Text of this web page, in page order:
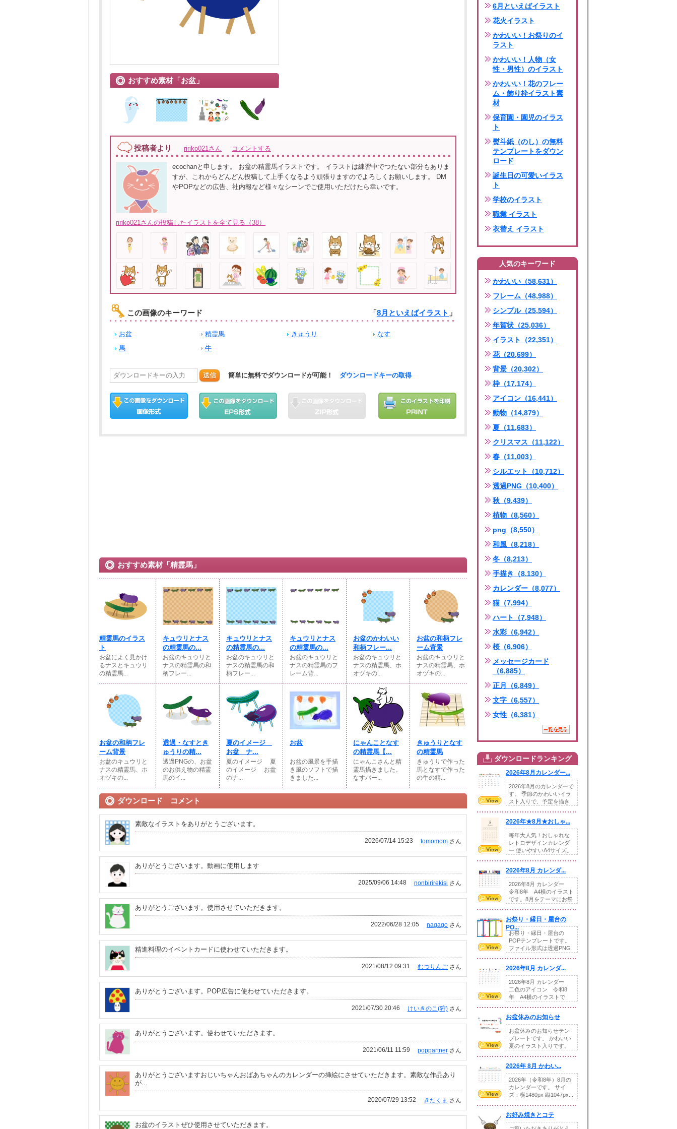
おすすめ素材「お盆」
投稿者より ririko021さん コメントする
ecochanと申します。 お盆の精霊馬イラストです。 イラストは練習中でつたない部分もありま
すが、これからどんどん投稿して上手くなるよう頑張りますのでよろしくお願いします。 DM
やPOPなどの広告、社内報など様々なシーンでご使用いただけたら幸いです。
ririko021さんの投稿したイラストを全て見る（38）
この画像のキーワード 「8月といえばイラスト 」
お盆 精霊馬 きゅうり
なす
馬
牛
送信 簡単に無料でダウンロードが可能！ ダウンロードキーの取得
おすすめ素材「精霊馬」
精霊馬のイラス
ト
お盆によく見かけ
るナスとキュウリ
の精霊馬...
キュウリとナス
の精霊馬の...
お盆のキュウリと
ナスの精霊馬の和
柄フレー...
キュウリとナス
の精霊馬の...
お盆のキュウリと
ナスの精霊馬の和
柄フレー...
キュウリとナス
の精霊馬の...
お盆のキュウリと
ナスの精霊馬のフ
レーム背...
お盆のかわいい
和柄フレー...
お盆のキュウリと
ナスの精霊馬、ホ
オヅキの...
お盆の和柄フレ
ーム背景
お盆のキュウリと
ナスの精霊馬、ホ
オヅキの...
お盆の和柄フレ
ーム背景
お盆のキュウリと
ナスの精霊馬、ホ
オヅキの...
透過・なすとき
ゅうりの精...
透過PNGの、お盆
のお供え物の精霊
馬のイ...
夏のイメージ
お盆 ナ...
夏のイメージ 夏
のイメージ お盆
のナ...
お盆
お盆の風景を手描
き風のソフトで描
きました...
にゃんことなす
の精霊馬【...
にゃんこさんと精
霊馬描きました。
なすバー...
きゅうりとなす
の精霊馬
きゅうりで作った
馬となすで作った
の牛の精...
ダウンロード コメント
素敵なイラストをありがとうございます。
tomomom さん
2026/07/14 15:23
ありがとうございます。動画に使用します
nonbirirekisi さん
2025/09/06 14:48
ありがとうございます。使用させていただきます。
nagago さん
2022/06/28 12:05
精進料理のイベントカードに使わせていただきます。
むつりんご さん
2021/08/12 09:31
ありがとうございます。POP広告に使わせていただきます。
けいきのこ(狩) さん
2021/07/30 20:46
ありがとうございます。使わせていただきます。
poppartner さん
2021/06/11 11:59
ありがとうございますおじいちゃんおばあちゃんのカレンダーの挿絵にさせていただきます。素敵な作品あり
が...
きたくま さん
2020/07/29 13:52
お盆のイラストぜひ使用させていただきます。
6月といえばイラスト
花火イラスト
かわいい！お祭りのイ
ラスト
かわいい！人物（女
性・男性）のイラスト
かわいい！花のフレー
ム・飾り枠イラスト素
材
保育園・園児のイラス
ト
熨斗紙（のし）の無料
テンプレートをダウン
ロード
誕生日の可愛いイラス
ト
学校のイラスト
職業 イラスト
衣替え イラスト
人気のキーワード
かわいい（58,631）
フレーム（48,988）
シンプル（25,594）
年賀状（25,036）
イラスト（22,351）
花（20,699）
背景（20,302）
枠（17,174）
アイコン（16,441）
動物（14,879）
夏（11,683）
クリスマス（11,122）
春（11,003）
シルエット（10,712）
透過PNG（10,400）
秋（9,439）
植物（8,560）
png（8,550）
和風（8,218）
冬（8,213）
手描き（8,130）
カレンダー（8,077）
猫（7,994）
ハート（7,948）
水彩（6,942）
桜（6,906）
メッセージカード
（6,885）
正月（6,849）
文字（6,557）
女性（6,381）
ダウンロードランキング
2026年8月カレンダー...
2026年8月のカレンダーで
す。 季節のかわいいイラ
スト入りで、予定を描き
2026年★8月★おしゃ...
毎年大人気！おしゃれな
レトロデザインカレンダ
ー 使いやすいA4サイズ。
2026年8月 カレンダ...
2026年8月 カレンダー
令和8年 A4横のイラスト
です。8月をテーマにお祭
お祭り・縁日・屋台の
PO...
お祭り・縁日・屋台の
POPテンプレートです。
ファイル形式は透過PNG
2026年8月 カレンダ...
2026年8月 カレンダー
二色のアイコン 令和8
年 A4横のイラストで
お盆休みのお知らせ
お盆休みのお知らせテン
プレートです。 かわいい
夏のイラスト入りです。
2026年 8月 かわい...
2026年（令和8年）8月の
カレンダーです。 サイ
ズ：横1480px 縦1047px...
お好み焼きとコテ